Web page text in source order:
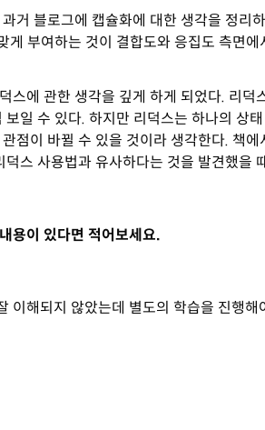
거 블로그에 캡슐화에 대한 생각을 정리
게 부여하는 것이 결합도와 응집도 측면에
스에 관한 생각을 깊게 하게 되었다. 리덕
일 수 있다. 하지만 리덕스는 하나의 상
점이 바뀔 수 있을 것이라 생각한다. 책에
스 사용법과 유사하다는 것을 발견했을
용이 있다면 적어보세요.
이해되지 않았는데 별도의 학습을 진행해